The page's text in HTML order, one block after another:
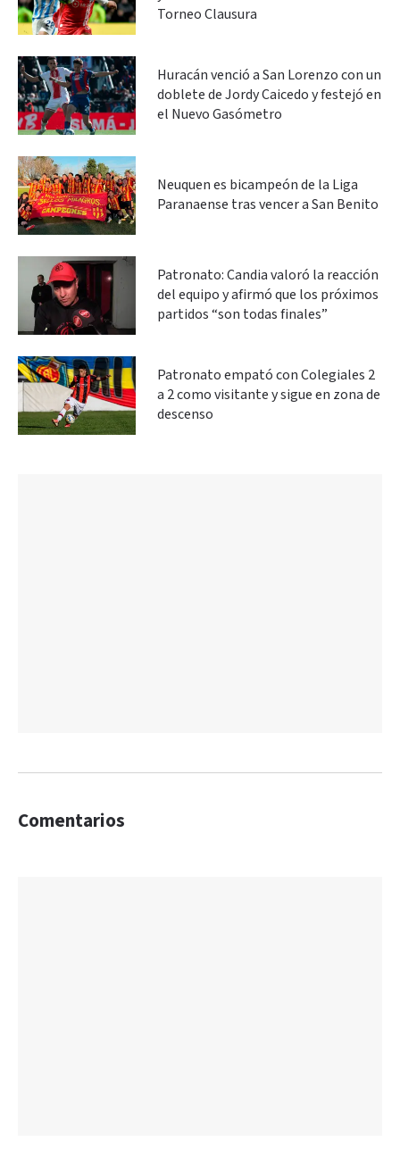
Torneo Clausura
Huracán venció a San Lorenzo con un
doblete de Jordy Caicedo y festejó en
el Nuevo Gasómetro
Neuquen es bicampeón de la Liga
Paranaense tras vencer a San Benito
Patronato: Candia valoró la reacción
del equipo y afirmó que los próximos
partidos “son todas finales”
Patronato empató con Colegiales 2
a 2 como visitante y sigue en zona de
descenso
Comentarios